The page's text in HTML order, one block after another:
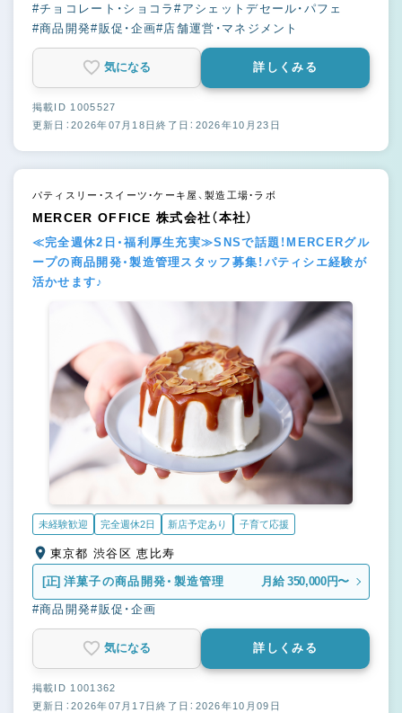
#チョコレート・ショコラ#アシェットデセール・パフェ
#商品開発#販促・企画#店舗運営・マネジメント
気になる 詳しくみる
掲載ID 1005527
更新日：2026年07月18日終了日：2026年10月23日
パティスリー・スイーツ・ケーキ屋、製造工場・ラボ
MERCER OFFICE 株式会社（本社）
≪完全週休2日・福利厚生充実≫SNSで話題！MERCERグル
ープの商品開発・製造管理スタッフ募集！パティシエ経験が
活かせます♪
未経験歓迎 完全週休2日 新店予定あり 子育て応援
東京都 渋谷区 恵比寿
[正] 洋菓子の商品開発・製造管理 月給 350,000円〜
#商品開発#販促・企画
気になる 詳しくみる
掲載ID 1001362
更新日：2026年07月17日終了日：2026年10月09日